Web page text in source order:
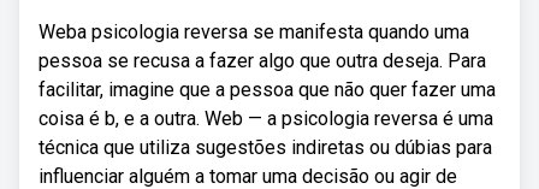
Weba psicologia reversa se manifesta quando uma
pessoa se recusa a fazer algo que outra deseja. Para
facilitar, imagine que a pessoa que não quer fazer uma
coisa é b, e a outra. Web — a psicologia reversa é uma
técnica que utiliza sugestões indiretas ou dúbias para
influenciar alguém a tomar uma decisão ou agir de